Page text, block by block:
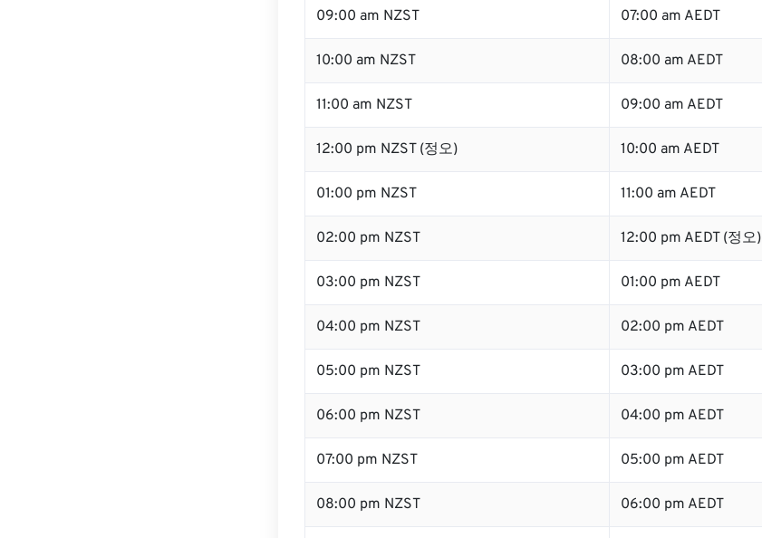
09:00 am NZST 07:00 am AEDT
10:00 am NZST 08:00 am AEDT
11:00 am NZST 09:00 am AEDT
12:00 pm NZST (정오) 10:00 am AEDT
01:00 pm NZST 11:00 am AEDT
02:00 pm NZST 12:00 pm AEDT (정오)
03:00 pm NZST 01:00 pm AEDT
04:00 pm NZST 02:00 pm AEDT
05:00 pm NZST 03:00 pm AEDT
06:00 pm NZST 04:00 pm AEDT
07:00 pm NZST 05:00 pm AEDT
08:00 pm NZST 06:00 pm AEDT